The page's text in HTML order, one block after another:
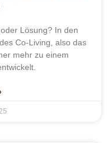
Lösung? In den
Co-Living, also das
mehr zu einem